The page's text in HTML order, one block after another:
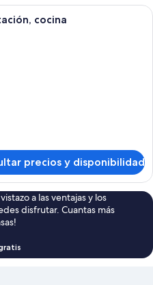
Una sala de estar con un sofá de
cocina
precios y disponibilidad
a las ventajas y los
disfrutar. Cuantas más